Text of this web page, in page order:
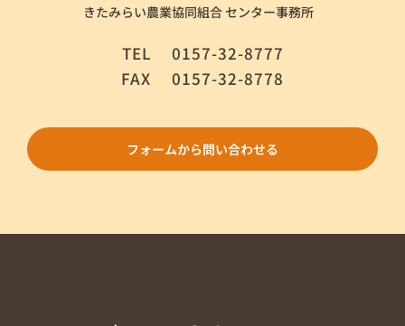
きたみらい農業協同組合 センター事務所
TEL 0157-32-8777
FAX 0157-32-8778
フォームから問い合わせる